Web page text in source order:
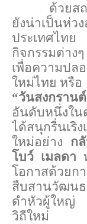
ด้วยสถาน
ยังน่าเป็นห่ว
ประเทศไทย
กิจกรรมต่าง
เพื่อความป
ใหม่ไทย หรือ
“วันสงกราน
อันดับหนึ่งใน
ได้สนุกรื่นเ
ใหม่อย่าง ก
โบว์ เมลดา
โอกาสด้วยก
สืบสานวัฒน
ดำหัวผู้ใหญ่
วิถีใหม่